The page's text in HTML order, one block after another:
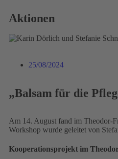
Aktionen
25/08/2024
„Balsam für die
Am 14. August fand im Theodor-
Workshop wurde geleitet von
Kooperationsprojekt im